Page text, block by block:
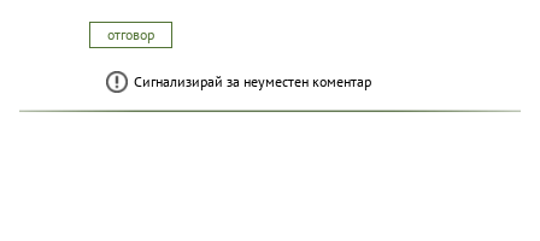
отговор
Сигнализирай за неуместен коментар